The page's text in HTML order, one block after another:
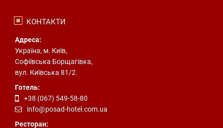
КОНТАКТИ
Адреса:
Україна, м. Київ,
Софіївська Борщагівка,
вул. Київська 81/2.
Готель:
+38 (067) 549-58-80
info@posad-hotel.com.ua
Ресторан: